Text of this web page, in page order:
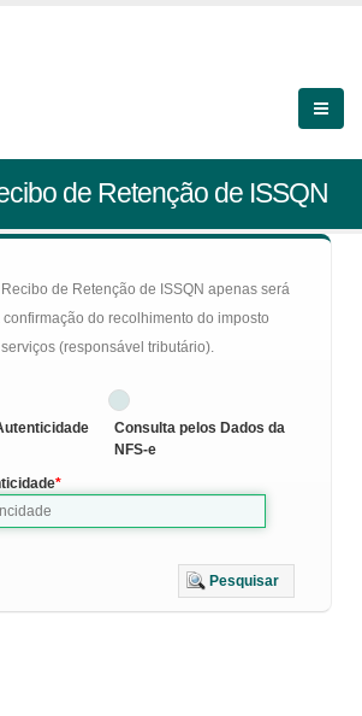
de Retenção de ISSQN
de Retenção de ISSQN apenas será
do recolhimento do imposto
(responsável tributário).
Consulta pelos Dados da
NFS-e
Pesquisar